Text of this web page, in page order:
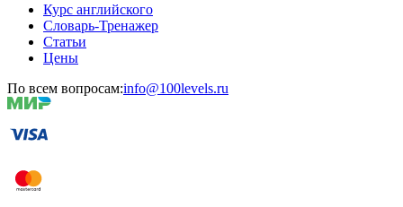
Курс английского
Словарь-Тренажер
Статьи
Цены
По всем вопросам:info@100levels.ru